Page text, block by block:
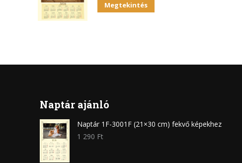
Megtekintés
Naptár ajánló
Naptár 1F-3001F (21×30 cm) fekvő képekhez
1 290 Ft